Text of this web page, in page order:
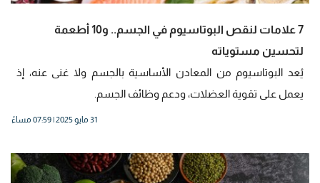
7 علامات لنقص البوتاسيوم في الجسم.. و10 أطعمة
لتحسين مستوياته
يُعد البوتاسيوم من المعادن الأساسية بالجسم ولا غنى عنه، إذ
يعمل على تقوية العضلات، ودعم وظائف الجسم.
31 مايو 2025 | 07:59 مساءً